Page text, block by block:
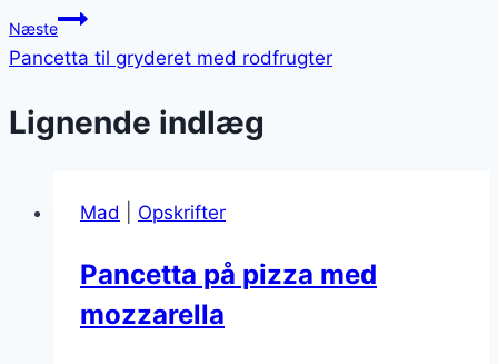
Næste
Pancetta til gryderet med rodfrugter
Lignende indlæg
Mad Opskrifter
Pancetta på pizza med
mozzarella